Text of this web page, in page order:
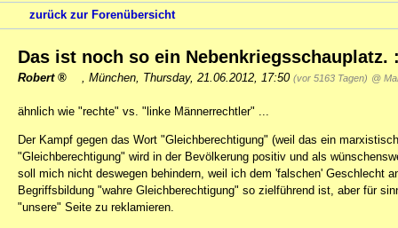
zurück zur Forenübersicht
Das ist noch so ein Nebenkriegsschauplatz.
Robert München Thursday, 21.06.2012, 17:50 (vor 5163 Tagen) @
ähnlich wie "rechte" vs. "linke Männerrechtler" ...
Der Kampf gegen das Wort "Gleichberechtigung" (weil das ein
"Gleichberechtigung" wird in der Bevölkerung positiv und als
soll mich nicht deswegen behindern, weil ich dem 'falschen' Geschlecht
Begriffsbildung "wahre Gleichberechtigung" so zielführend ist, aber für
"unsere" Seite zu reklamieren.